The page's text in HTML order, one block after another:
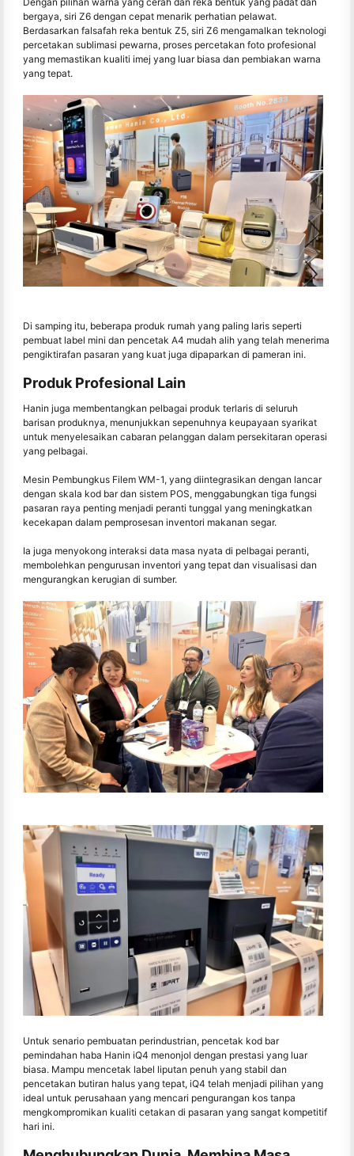
bergaya, siri Z6 dengan cepat menarik perhatian pelawat.
Berdasarkan falsafah reka bentuk Z5, siri Z6 mengamalkan teknologi
percetakan sublimasi pewarna, proses percetakan foto profesional
yang memastikan kualiti imej yang luar biasa dan pembiakan warna
yang tepat.
Di samping itu, beberapa produk rumah yang paling laris seperti
pembuat label mini dan pencetak A4 mudah alih yang telah menerima
pengiktirafan pasaran yang kuat juga dipaparkan di pameran ini.
Produk Profesional Lain
Hanin juga membentangkan pelbagai produk terlaris di seluruh
barisan produknya, menunjukkan sepenuhnya keupayaan syarikat
untuk menyelesaikan cabaran pelanggan dalam persekitaran operasi
yang pelbagai.
Mesin Pembungkus Filem WM-1, yang diintegrasikan dengan lancar
dengan skala kod bar dan sistem POS, menggabungkan tiga fungsi
pasaran raya penting menjadi peranti tunggal yang meningkatkan
kecekapan dalam pemprosesan inventori makanan segar.
Ia juga menyokong interaksi data masa nyata di pelbagai peranti,
membolehkan pengurusan inventori yang tepat dan visualisasi dan
mengurangkan kerugian di sumber.
Untuk senario pembuatan perindustrian, pencetak kod bar
pemindahan haba Hanin iQ4 menonjol dengan prestasi yang luar
biasa. Mampu mencetak label liputan penuh yang stabil dan
pencetakan butiran halus yang tepat, iQ4 telah menjadi pilihan yang
ideal untuk perusahaan yang mencari pengurangan kos tanpa
mengkompromikan kualiti cetakan di pasaran yang sangat kompetitif
hari ini.